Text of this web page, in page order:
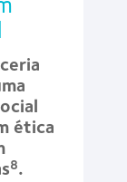
ética
8.